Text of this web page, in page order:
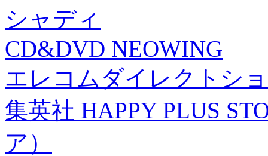
シャディ
CD&DVD NEOWING
エレコムダイレクトシ
集英社 HAPPY PLUS
ア）